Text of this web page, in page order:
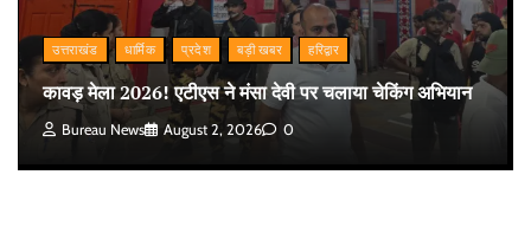
उत्तराखंड धार्मिक प्रदेश बड़ी खबर हरिद्वार
कावड़ मेला 2026! एटीएस ने मंसा देवी पर चलाया चेकिंग अभियान
Bureau News August 2, 2026 0